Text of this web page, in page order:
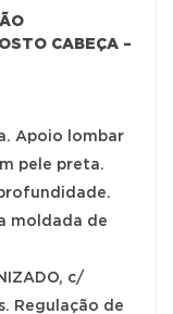
CABEÇA –
Apoio lombar
pele preta.
moldada de
c/
Regulação de